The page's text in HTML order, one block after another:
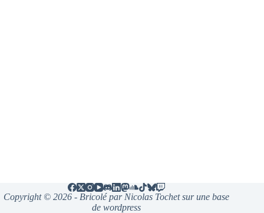
Copyright © 2026 - Bricolé par Nicolas Tochet sur une base
de wordpress